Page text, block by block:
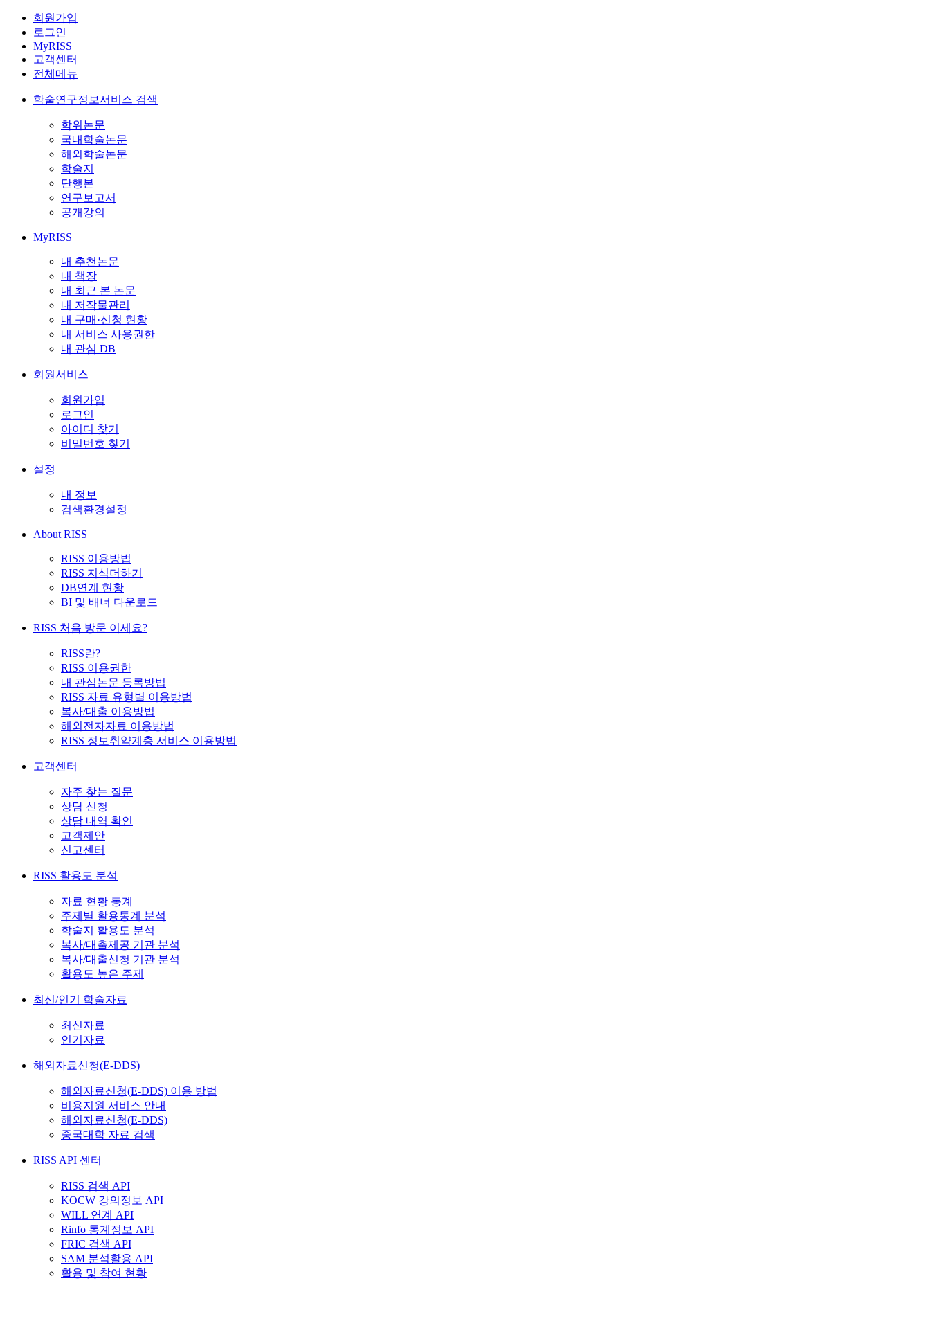
회원가입
로그인
MyRISS
고객센터
전체메뉴
학술연구정보서비스 검색
학위논문
국내학술논문
해외학술논문
학술지
단행본
연구보고서
공개강의
MyRISS
내 추천논문
내 책장
내 최근 본 논문
내 저작물관리
내 구매·신청 현황
내 서비스 사용권한
내 관심 DB
회원서비스
회원가입
로그인
아이디 찾기
비밀번호 찾기
설정
내 정보
검색환경설정
About RISS
RISS 이용방법
RISS 지식더하기
DB연계 현황
BI 및 배너 다운로드
RISS 처음 방문 이세요?
RISS란?
RISS 이용권한
내 관심논문 등록방법
RISS 자료 유형별 이용방법
복사/대출 이용방법
해외전자자료 이용방법
RISS 정보취약계층 서비스 이용방법
고객센터
자주 찾는 질문
상담 신청
상담 내역 확인
고객제안
신고센터
RISS 활용도 분석
자료 현황 통계
주제별 활용통계 분석
학술지 활용도 분석
복사/대출제공 기관 분석
복사/대출신청 기관 분석
활용도 높은 주제
최신/인기 학술자료
최신자료
인기자료
해외자료신청(E-DDS)
해외자료신청(E-DDS) 이용 방법
비용지원 서비스 안내
해외자료신청(E-DDS)
중국대학 자료 검색
RISS API 센터
RISS 검색 API
KOCW 강의정보 API
WILL 연계 API
Rinfo 통계정보 API
FRIC 검색 API
SAM 분석활용 API
활용 및 참여 현황